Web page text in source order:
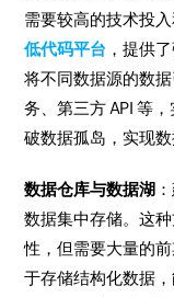
需要较高的技术投
低代码平台 ，提供
将不同数据源的数
务、第三方 API 等
破数据孤岛，实现数
数据仓库与数据湖
数据集中存储。这
性，但需要大量的
于存储结构化数据